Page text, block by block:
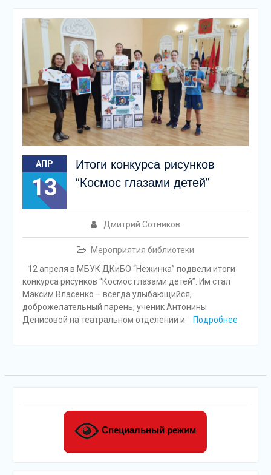
АПР
13
Итоги конкурса рисунков
“Космос глазами детей”
Дмитрий Сотников
Мероприятия библиотеки
12 апреля в МБУК ДКиБО “Нежинка” подвели итоги
конкурса рисунков “Космос глазами детей”. Им стал
Максим Власенко – всегда улыбающийся,
доброжелательный парень, ученик Антонины
Денисовой на театральном отделении и
Подробнее
Специальный режим